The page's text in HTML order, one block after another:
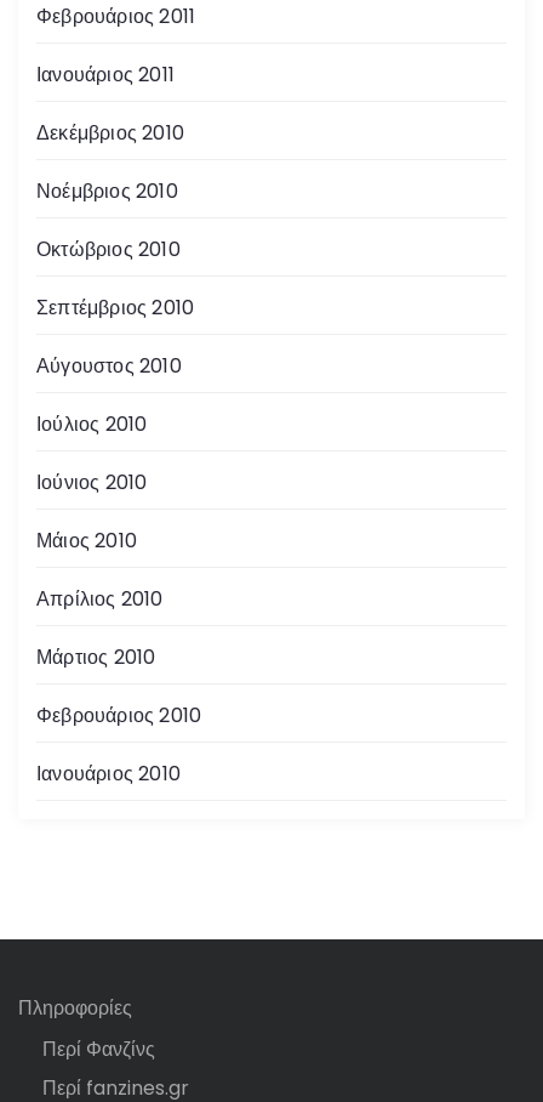
Φεβρουάριος 2011
Ιανουάριος 2011
Δεκέμβριος 2010
Νοέμβριος 2010
Οκτώβριος 2010
Σεπτέμβριος 2010
Αύγουστος 2010
Ιούλιος 2010
Ιούνιος 2010
Μάιος 2010
Απρίλιος 2010
Μάρτιος 2010
Φεβρουάριος 2010
Ιανουάριος 2010
Πληροφορίες
Περί Φανζίνς
Περί fanzines.gr